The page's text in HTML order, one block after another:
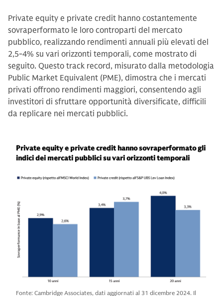
Private equity e private credit hanno costantemente
sovraperformato le loro controparti del mercato
pubblico, realizzando rendimenti annuali più elevati del
2,5-4% su vari orizzonti temporali, come mostrato di
seguito. Questo track record, misurato dalla metodologia
Public Market Equivalent (PME), dimostra che i mercati
privati offrono rendimenti maggiori, consentendo agli
investitori di sfruttare opportunità diversificate, difficili
da replicare nei mercati pubblici.
Private equity e private credit hanno sovraperformato gli
indici dei mercati pubblici su vari orizzonti temporali
Fonte: Cambridge Associates, dati aggiornati al 31 dicembre 2024. Il